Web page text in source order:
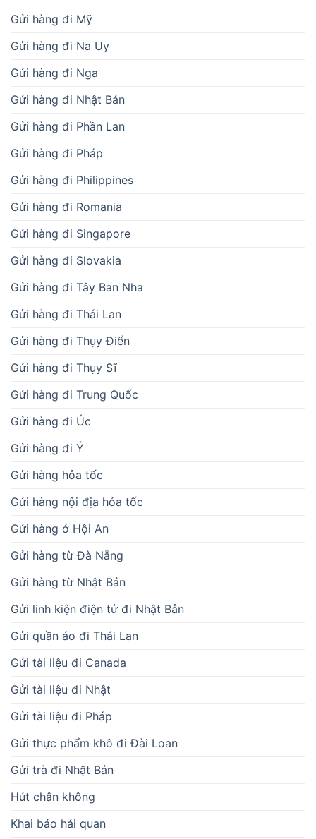
Gửi hàng đi Mỹ
Gửi hàng đi Na Uy
Gửi hàng đi Nga
Gửi hàng đi Nhật Bản
Gửi hàng đi Phần Lan
Gửi hàng đi Pháp
Gửi hàng đi Philippines
Gửi hàng đi Romania
Gửi hàng đi Singapore
Gửi hàng đi Slovakia
Gửi hàng đi Tây Ban Nha
Gửi hàng đi Thái Lan
Gửi hàng đi Thụy Điển
Gửi hàng đi Thụy Sĩ
Gửi hàng đi Trung Quốc
Gửi hàng đi Úc
Gửi hàng đi Ý
Gửi hàng hỏa tốc
Gửi hàng nội địa hỏa tốc
Gửi hàng ở Hội An
Gửi hàng từ Đà Nẵng
Gửi hàng từ Nhật Bản
Gửi linh kiện điện tử đi Nhật Bản
Gửi quần áo đi Thái Lan
Gửi tài liệu đi Canada
Gửi tài liệu đi Nhật
Gửi tài liệu đi Pháp
Gửi thực phẩm khô đi Đài Loan
Gửi trà đi Nhật Bản
Hút chân không
Khai báo hải quan